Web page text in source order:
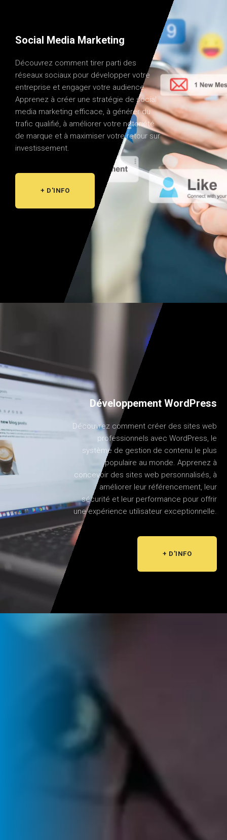
Social Media Marketing
Découvrez comment tirer parti des
réseaux sociaux pour développer votre
entreprise et engager votre audience.
Apprenez à créer une stratégie de social
media marketing efficace, à générer du
trafic qualifié, à améliorer votre notoriété
de marque et à maximiser votre retour sur
investissement.
+ D'INFO
Développement WordPress
Découvrez comment créer des sites web
professionnels avec WordPress, le
système de gestion de contenu le plus
populaire au monde. Apprenez à
concevoir des sites web personnalisés, à
améliorer leur référencement, leur
sécurité et leur performance pour offrir
une expérience utilisateur exceptionnelle.
+ D'INFO